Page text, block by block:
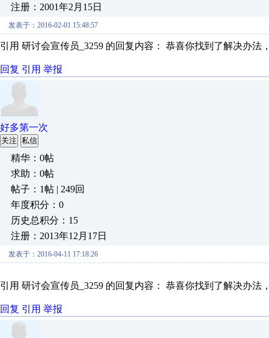
注册：2001年2月15日
发表于：2016-02-01 15:48:57
引用 研讨会宣传员_3259 的回复内容： 恭喜你找到了解决办法
回复 引用 举报
好多第一次
关注 私信
精华：0帖
求助：0帖
帖子：1帖 | 249回
年度积分：0
历史总积分：15
注册：2013年12月17日
发表于：2016-04-11 17:18:26
引用 研讨会宣传员_3259 的回复内容： 恭喜你找到了解决办法
回复 引用 举报